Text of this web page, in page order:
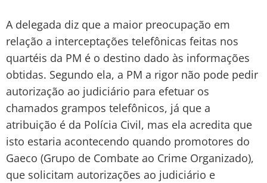
A delegada diz que a maior preocupação em
relação a interceptações telefônicas feitas nos
quartéis da PM é o destino dado às informações
obtidas. Segundo ela, a PM a rigor não pode pedir
autorização ao judiciário para efetuar os
chamados grampos telefônicos, já que a
atribuição é da Polícia Civil, mas ela acredita que
isto estaria acontecendo quando promotores do
Gaeco (Grupo de Combate ao Crime Organizado),
que solicitam autorizações ao judiciário e